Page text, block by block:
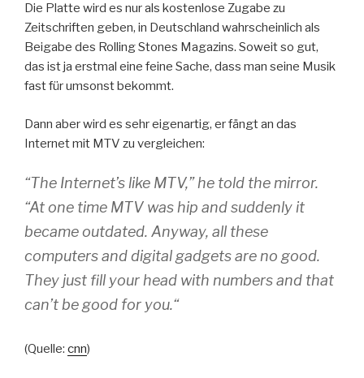
Die Platte wird es nur als kostenlose Zugabe zu
Zeitschriften geben, in Deutschland wahrscheinlich als
Beigabe des Rolling Stones Magazins. Soweit so gut,
das ist ja erstmal eine feine Sache, dass man seine Musik
fast für umsonst bekommt.
Dann aber wird es sehr eigenartig, er fängt an das
Internet mit MTV zu vergleichen:
“The Internet’s like MTV,” he told the mirror.
“At one time MTV was hip and suddenly it
became outdated. Anyway, all these
computers and digital gadgets are no good.
They just fill your head with numbers and that
can’t be good for you.“
(Quelle: cnn)